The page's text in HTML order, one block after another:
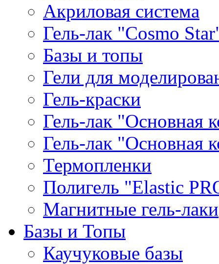
Акриловая система
Гель-лак "Cosmo
Базы и топы
Гели для
Гель-краски
Гель-лак "Основная
Гель-лак "Основная
Термопленки
Полигель "Elastic
Магнитные гель-лаки
Базы и Топы
Каучуковые базы